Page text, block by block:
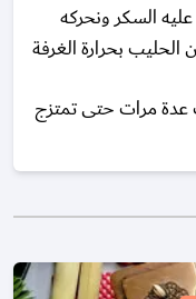
السكر ونحركه
بحرارة الغرفة
عدة مرات حتى تمتزج